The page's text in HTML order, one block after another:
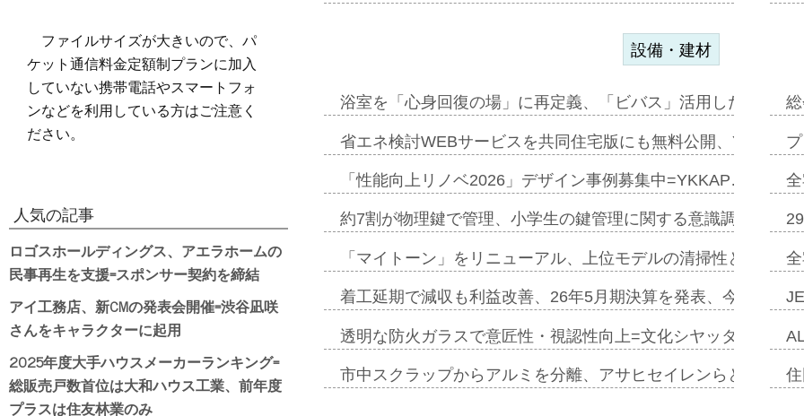
設備・建材
浴室を「心身回復の場」に再定義、「ビバス」活用した新入浴
省エネ検討WEBサービスを共同住宅版にも無料公開、YKKAP
「性能向上リノベ2026」デザイン事例募集中=YKKAP…
約7割が物理鍵で管理、小学生の鍵管理に関する意識調査
「マイトーン」をリニューアル、上位モデルの清掃性と安全
着工延期で減収も利益改善、26年5月期決算を発表、今期は増
透明な防火ガラスで意匠性・視認性向上=文化シヤッター…
市中スクラップからアルミを分離、アサヒセイレンらと協働開
ファイルサイズが大きいので、パ
ケット通信料金定額制プランに加入
していない携帯電話やスマートフォ
ンなどを利用している方はご注意く
ださい。
人気の記事
ロゴスホールディングス、アエラホームの
民事再生を支援=スポンサー契約を締結
アイ工務店、新CMの発表会開催=渋谷凪咲
さんをキャラクターに起用
2025年度大手ハウスメーカーランキング=
総販売戸数首位は大和ハウス工業、前年度
プラスは住友林業のみ